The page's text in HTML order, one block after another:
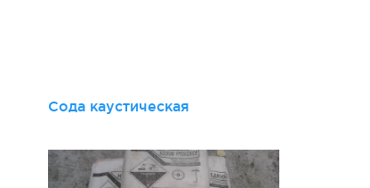
Сода каустическая